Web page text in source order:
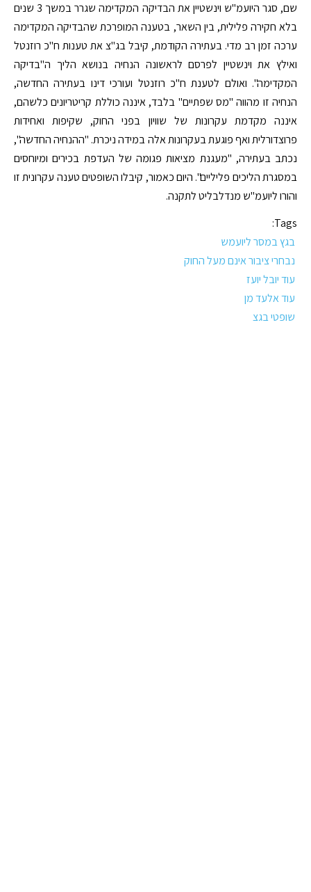
שם, סגר היועמ"ש וינשטיין את הבדיקה המקדימה שגרר במשך 3 שנים
בלא חקירה פלילית, בין השאר, בטענה המופרכת שהבדיקה המקדימה
ערכה זמן רב מדי. בעתירה הקודמת, קיבל בג"צ את טענות ח"כ רוזנטל
ואילץ את וינשטיין לפרסם לראשונה הנחיה בנושא הליך ה"בדיקה
המקדימה". ואולם לטענת ח"כ רוזנטל ועורכי דינו בעתירה החדשה,
הנחיה זו מהווה "מס שפתיים" בלבד, איננה כוללת קריטריונים כלשהם,
איננה מקדמת עקרונות של שוויון בפני החוק, שקיפות ואחידות
פרוצדורלית ואף פוגעת בעקרונות אלה במידה ניכרת. "ההנחיה החדשה",
נכתב בעתירה, "מעגנת מציאות פגומה של העדפת בכירים ומיוחסים
במסגרת הליכים פליליים". היום כאמור, קיבלו השופטים טענה עקרונית זו
והורו ליועמ"ש מנדלבליט לתקנה.
Tags:
בגץ במסר ליועמש
נבחרי ציבור אינם מעל החוק
עוד יובל יועז
עוד אלעד מן
שופטי בגצ